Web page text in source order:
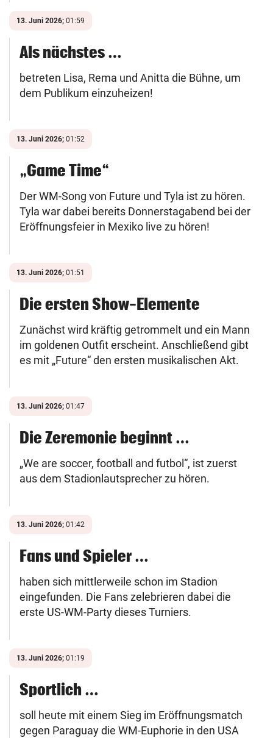
13. Juni 2026; 01:59
Als nächstes …
betreten Lisa, Rema und Anitta die Bühne, um
dem Publikum einzuheizen!
13. Juni 2026; 01:52
„Game Time“
Der WM-Song von Future und Tyla ist zu hören.
Tyla war dabei bereits Donnerstagabend bei der
Eröffnungsfeier in Mexiko live zu hören!
13. Juni 2026; 01:51
Die ersten Show-Elemente
Zunächst wird kräftig getrommelt und ein Mann
im goldenen Outfit erscheint. Anschließend gibt
es mit „Future“ den ersten musikalischen Akt.
13. Juni 2026; 01:47
Die Zeremonie beginnt …
„We are soccer, football and futbol“, ist zuerst
aus dem Stadionlautsprecher zu hören.
13. Juni 2026; 01:42
Fans und Spieler …
haben sich mittlerweile schon im Stadion
eingefunden. Die Fans zelebrieren dabei die
erste US-WM-Party dieses Turniers.
13. Juni 2026; 01:19
Sportlich …
soll heute mit einem Sieg im Eröffnungsmatch
gegen Paraguay die WM-Euphorie in den USA